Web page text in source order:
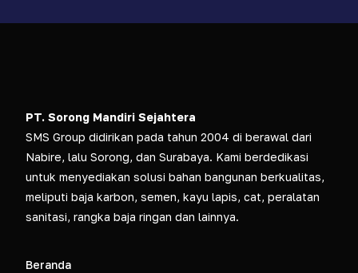
PT. Sorong Mandiri Sejahtera
SMS Group didirikan pada tahun 2004 di berawal dari
Nabire, lalu Sorong, dan Surabaya. Kami berdedikasi
untuk menyediakan solusi bahan bangunan berkualitas,
meliputi baja karbon, semen, kayu lapis, cat, peralatan
sanitasi, rangka baja ringan dan lainnya.
Beranda